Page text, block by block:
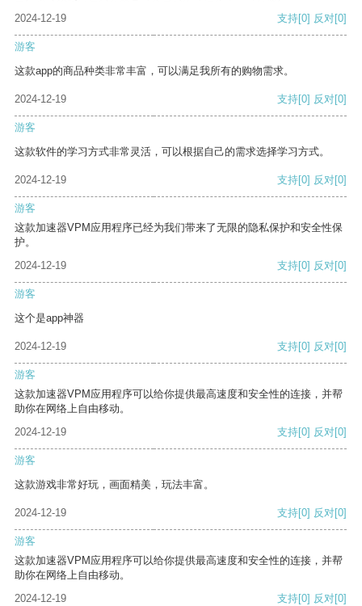
2024-12-19
支持[0] 反对[0]
游客
这款app的商品种类非常丰富，可以满足我所有的购物需求。
2024-12-19 支持[0] 反对[0]
游客
这款软件的学习方式非常灵活，可以根据自己的需求选择学习方式。
2024-12-19 支持[0] 反对[0]
游客
这款加速器VPM应用程序已经为我们带来了无限的隐私保护和安全性保
护。
2024-12-19
支持[0] 反对[0]
游客
这个是app神器
2024-12-19 支持[0] 反对[0]
游客
这款加速器VPM应用程序可以给你提供最高速度和安全性的连接，并帮
助你在网络上自由移动。
2024-12-19
支持[0] 反对[0]
游客
这款游戏非常好玩，画面精美，玩法丰富。
2024-12-19 支持[0] 反对[0]
游客
这款加速器VPM应用程序可以给你提供最高速度和安全性的连接，并帮
助你在网络上自由移动。
2024-12-19
支持[0] 反对[0]